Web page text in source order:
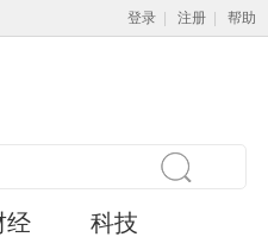
登录 注册 帮助
经 科技